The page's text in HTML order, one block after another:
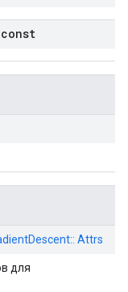
Attrs
для